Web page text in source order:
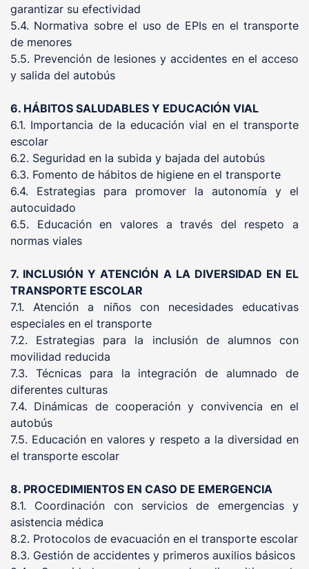
garantizar su efectividad
5.4. Normativa sobre el uso de EPIs en el transporte
de menores
5.5. Prevención de lesiones y accidentes en el acceso
y salida del autobús
6. HÁBITOS SALUDABLES Y EDUCACIÓN VIAL
6.1. Importancia de la educación vial en el transporte
escolar
6.2. Seguridad en la subida y bajada del autobús
6.3. Fomento de hábitos de higiene en el transporte
6.4. Estrategias para promover la autonomía y el
autocuidado
6.5. Educación en valores a través del respeto a
normas viales
7. INCLUSIÓN Y ATENCIÓN A LA DIVERSIDAD EN EL
TRANSPORTE ESCOLAR
7.1. Atención a niños con necesidades educativas
especiales en el transporte
7.2. Estrategias para la inclusión de alumnos con
movilidad reducida
7.3. Técnicas para la integración de alumnado de
diferentes culturas
7.4. Dinámicas de cooperación y convivencia en el
autobús
7.5. Educación en valores y respeto a la diversidad en
el transporte escolar
8. PROCEDIMIENTOS EN CASO DE EMERGENCIA
8.1. Coordinación con servicios de emergencias y
asistencia médica
8.2. Protocolos de evacuación en el transporte escolar
8.3. Gestión de accidentes y primeros auxilios básicos